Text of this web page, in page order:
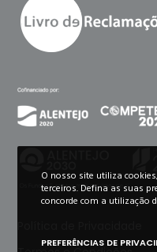
O nosso site utiliza
terceiros. Defina as suas
concorde com a utilização
PREFERÊNCIAS DE